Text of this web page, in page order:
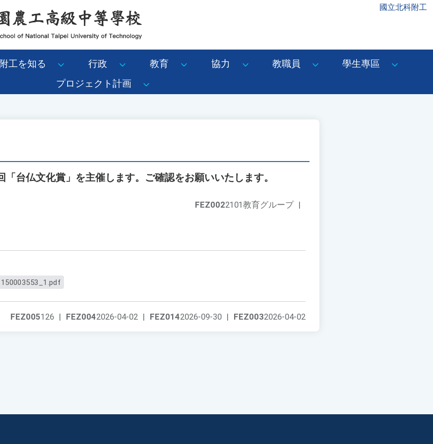
國立北科附工
工を知る 行政 教育 協力 教職員
學生專區
プロジェクト計画
台仏文化賞」を主催します。ご確認をお願いいたします。
FEZ0022101教育グループ |
FEZ0032026-04-02
FEZ0142026-09-30 |
FEZ0042026-04-02 |
FEZ005126 |